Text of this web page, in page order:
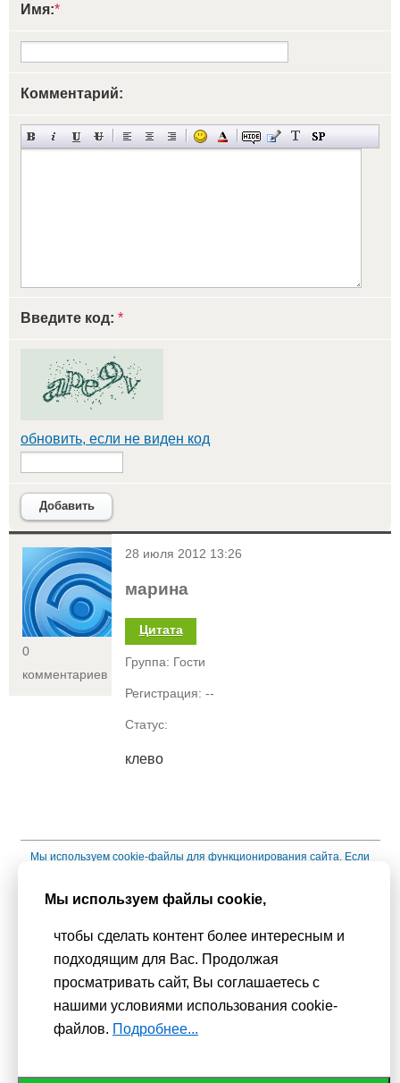
Имя:*
Комментарий:
Введите код: *
обновить, если не виден код
Добавить
<
0
комментариев
28 июля 2012 13:26
марина
Цитата
Группа: Гости
Регистрация: --
Статус:
клево
Мы используем cookie-файлы для функционирования сайта. Если
конфиденциальности
При использовании материалов активная гиперссылка на
Сhudesenka.ru обязательна. © 2010 - 2026
Копирование мастер-классов без согласования с
администрацией сайта запрещено
Мы используем файлы cookie,
чтобы сделать контент более интересным и
подходящим для Вас. Продолжая
просматривать сайт, Вы соглашаетесь с
нашими условиями использования cookie-
файлов. Подробнее...